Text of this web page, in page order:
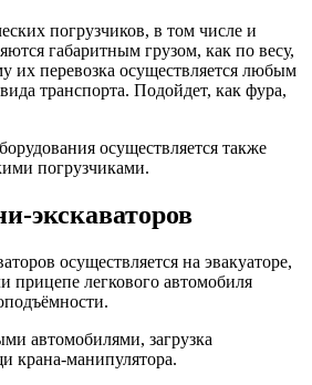
погрузчиков, в том числе и
габаритным грузом, как по весу,
их перевозка осуществляется любым
транспорта. Подойдет, как фура,
осуществляется также
погрузчиками.
экскаваторов
осуществляется на эвакуаторе,
прицепе легкового автомобиля
автомобилями, загрузка
крана-манипулятора.